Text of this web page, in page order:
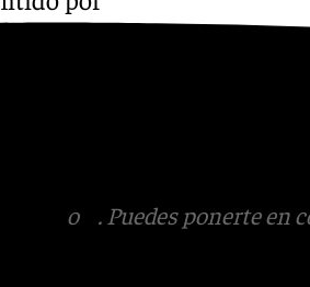
o
. Puedes ponerte en